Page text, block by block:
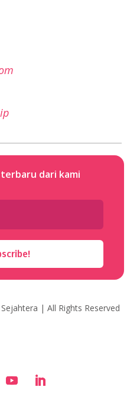
dari kami
| All Rights Reserved